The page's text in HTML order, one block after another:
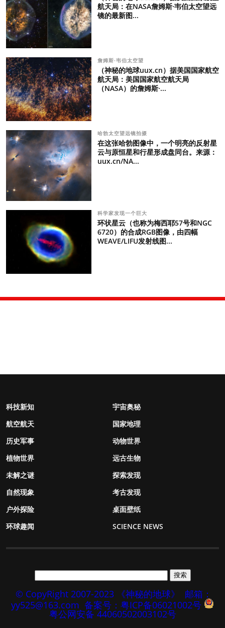
航天局：在NASA詹姆斯·韦伯太空望远
镜的最新图...
詹姆斯·韦伯太空望
（神秘的地球uux.cn）据美国国家航空
航天局：美国国家航空航天局
（NASA）的詹姆斯·...
哈勃太空望远镜拍摄
在这张哈勃图像中，一个明亮的反射星
云与原恒星和行星形成盘同台。来源：
uux.cn/NA...
科学家发现一个巨大
环状星云（也称为梅西耶57号和NGC
6720）的合成RGB图像，由四幅
WEAVE/LIFU发射线图...
科技新知
宇宙奥秘
航空航天
国家地理
历史军事
动物世界
植物世界
远古生物
未解之谜
探索发现
自然现象
考古发现
户外探险
桌面壁纸
环球趣闻
SCIENCE NEWS
© CopyRight 2007-2023 《神秘的地球》
邮箱：
yy525@163.com 备案号：粤ICP备06021002号
粤公网安备 44060502003102号